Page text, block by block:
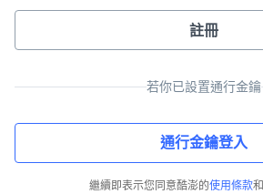
註冊
若你已設置通行金鑰
通行金鑰登入
繼續即表示您同意酷澎的使用條款和